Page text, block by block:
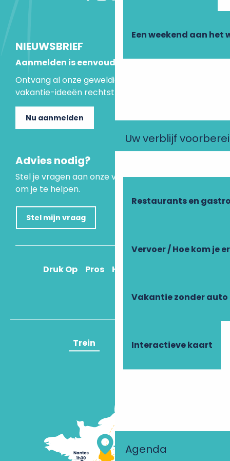
Een weekend aan het
Uw verblijf
Restaurants en
Vervoer / Hoe kom je
Vakantie zonder auto
Interactieve kaart
Agenda
NIEUWSBRIEF
Aanmelden is eenvoudig
Ontvang al onze geweldige aanbiedingen en
vakantie-ideeën rechtstreeks in je inbox.
Nu aanmelden
Advies nodig?
Stel je vragen aan onze virtuele assistent, die er is
om je te helpen.
Stel mijn vraag
Druk Op Pros Hoe kom ik daar?
Trein Vliegtuig